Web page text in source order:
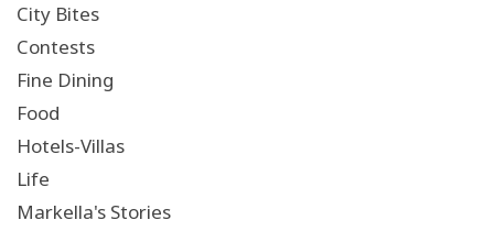
City Bites
Contests
Fine Dining
Food
Hotels-Villas
Life
Markella's Stories